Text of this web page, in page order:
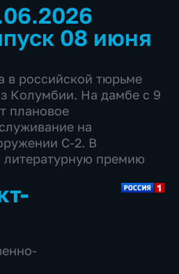
08 июня
в российской тюрьме
Колумбии. На дамбе с 9
плановое
на
С-2. В
литературную премию